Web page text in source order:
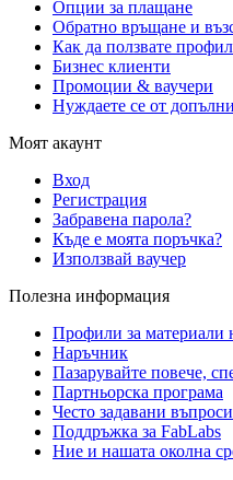
Опции за плащане
Обратно връщане и
Как да ползвате
Бизнес клиенти
Промоции & ваучери
Нуждаете се от
Моят акаунт
Вход
Регистрация
Забравена парола?
Къде е моята поръчка?
Използвай ваучер
Полезна информация
Профили за материали
Наръчник
Пазарувайте повече,
Партньорска програма
Често задавани
Поддръжка за FabLabs
Ние и нашата околна